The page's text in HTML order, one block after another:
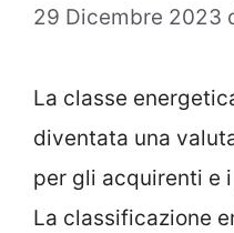
29 Dicembre 2023
La classe
diventata una
per gli acquirenti e
La classificazione